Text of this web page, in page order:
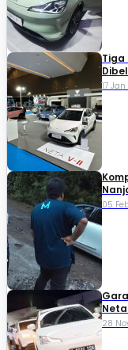
Tiga
17
05
28